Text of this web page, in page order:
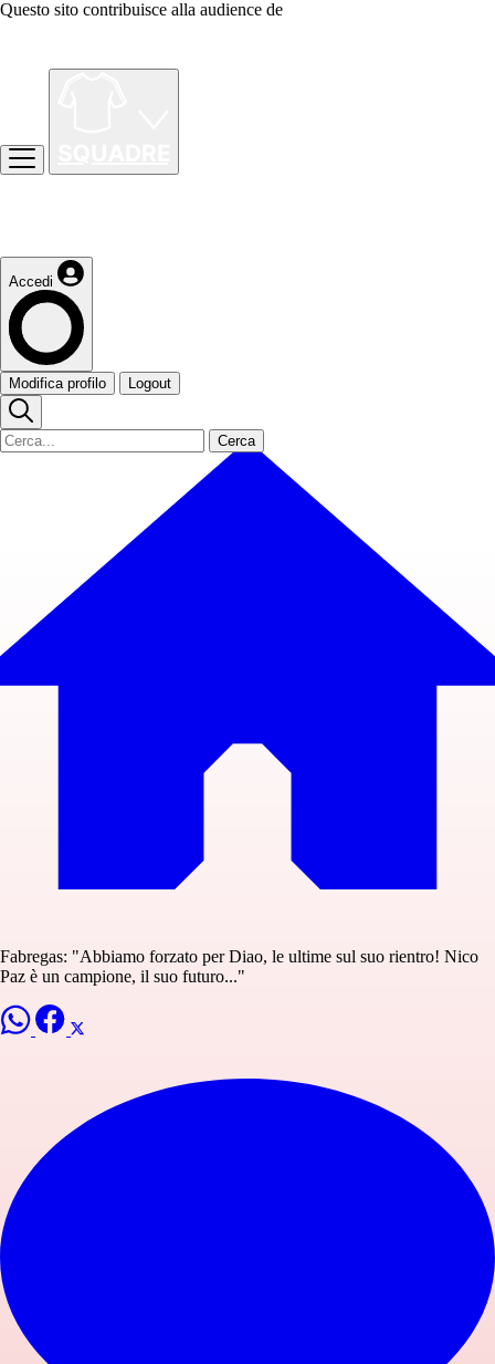
Questo sito contribuisce alla audience de
Accedi
Modifica profilo Logout
Cerca
Fabregas: "Abbiamo forzato per Diao, le ultime sul suo rientro! Nico
Paz è un campione, il suo futuro..."